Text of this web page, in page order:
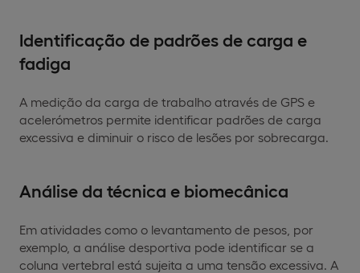
Identificação de padrões de carga e
fadiga
A medição da carga de trabalho através de GPS e
acelerómetros permite identificar padrões de carga
excessiva e diminuir o risco de lesões por sobrecarga.
Análise da técnica e biomecânica
Em atividades como o levantamento de pesos, por
exemplo, a análise desportiva pode identificar se a
coluna vertebral está sujeita a uma tensão excessiva. A